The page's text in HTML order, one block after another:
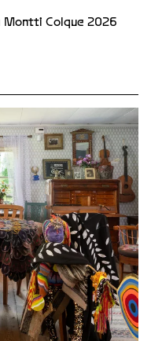
Montti Colque 2026